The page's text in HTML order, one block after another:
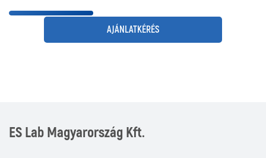
AJÁNLATKÉRÉS
ES Lab Magyarország Kft.